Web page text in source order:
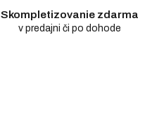
Skompletizovanie zdarma
v predajni či po dohode